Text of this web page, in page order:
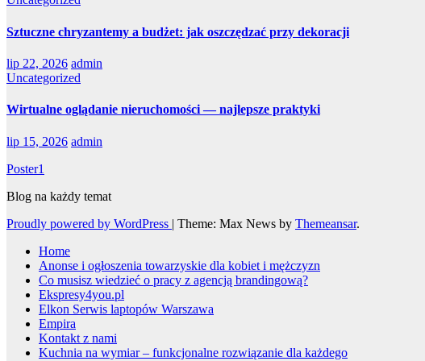
Sztuczne chryzantemy a budżet: jak oszczędzać przy dekoracji
lip 22, 2026 admin
Uncategorized
Wirtualne oglądanie nieruchomości — najlepsze praktyki
lip 15, 2026 admin
Poster1
Blog na każdy temat
Proudly powered by WordPress | Theme: Max News by Themeansar.
Home
Anonse i ogłoszenia towarzyskie dla kobiet i mężczyzn
Co musisz wiedzieć o pracy z agencją brandingową?
Ekspresy4you.pl
Elkon Serwis laptopów Warszawa
Empira
Kontakt z nami
Kuchnia na wymiar – funkcjonalne rozwiązanie dla każdego